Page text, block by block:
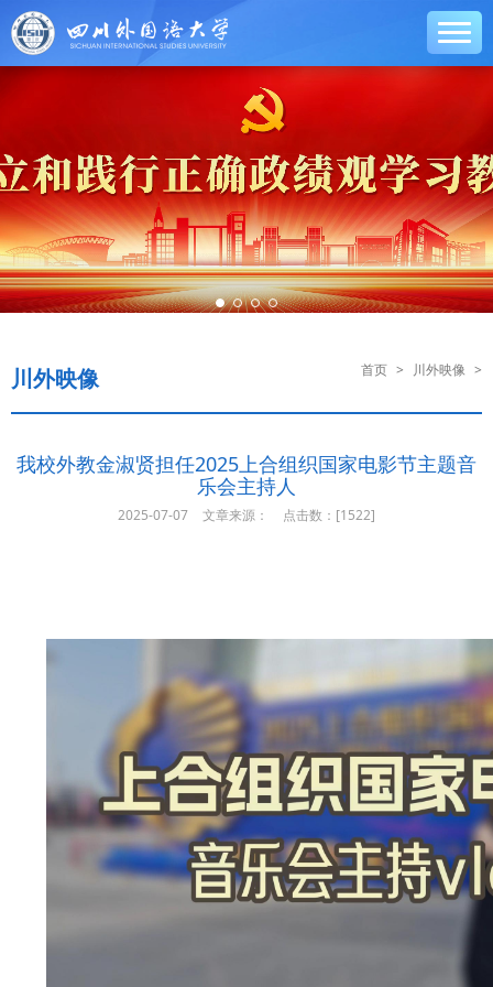
川外映像 首页 > 川外映像 >
我校外教金淑贤担任2025上合组织国家电影节主题音
乐会主持人
2025-07-07 文章来源： 点击数：[1522]